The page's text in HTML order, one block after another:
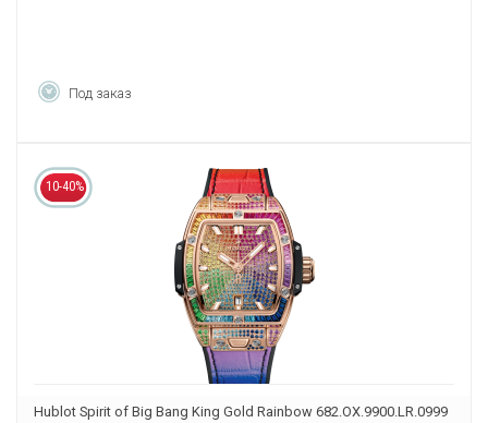
Под заказ
10-40%
Hublot Spirit of Big Bang King Gold Rainbow 682.OX.9900.LR.0999